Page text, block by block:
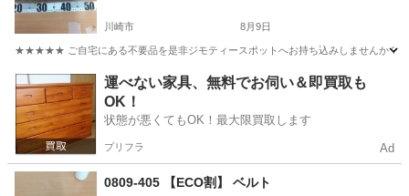
川崎市 8月9日
★★★★★ ご自宅にある不要品を是非ジモティースポットへお持ち込みしませんか？
神奈川 川崎市 小物 現地
運べない家具、無料でお伺い＆即買取も
OK！
状態が悪くてもOK！最大限買取します
プリフラ Ad
0809-405 【ECO割】 ベルト